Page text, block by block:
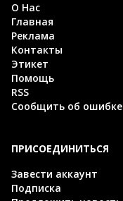
О Нас
Главная
Реклама
Контакты
Этикет
Помощь
RSS
Сообщить об ошибке
ПРИСОЕДИНИТЬСЯ
Завести аккаунт
Подписка